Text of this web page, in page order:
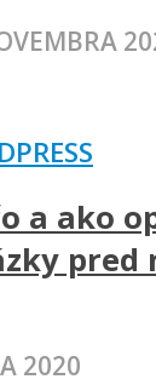
a ako
pred
2020